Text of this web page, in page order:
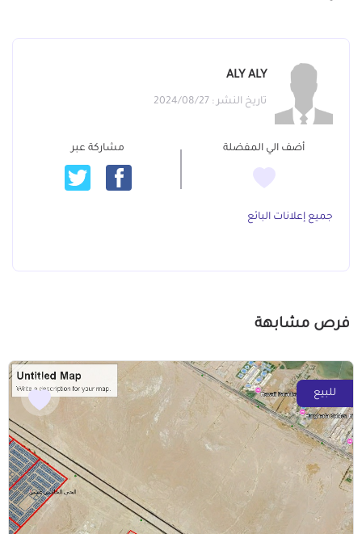
ALY ALY
تاريخ النشر : 2024/08/27
أضف الي المفضلة مشاركة عبر
جميع إعلانات البائع
فرص مشابهة
للبيع